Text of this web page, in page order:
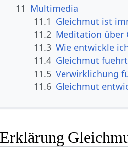
11 Multimedia
11.1 Gleichmut ist
11.2 Meditation über
11.3 Wie entwickle
11.4 Gleichmut fuehrt
11.5 Verwirklichung
11.6 Gleichmut
Erklärung